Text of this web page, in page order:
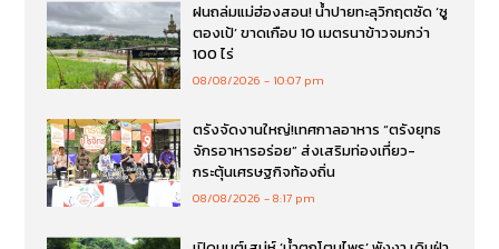
ฝนถล่มแม่ฮ่องสอน! น้ำปายทะลุวิกฤตซัด ‘ซู
ตองเป้’ ขาดเกือบ 10 เมตรนาข้าวจมกว่า
100 ไร่
08/08/2026 10:07 pm
ตรังจัดงานใหญ่!เทศกาลอาหาร “ตรังยุทธ
จักรอาหารอร่อย” ส่งเสริมท่องเที่ยว-
กระตุ้นเศรษฐกิจท้องถิ่น
08/08/2026 8:17 pm